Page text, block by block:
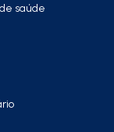
saúde